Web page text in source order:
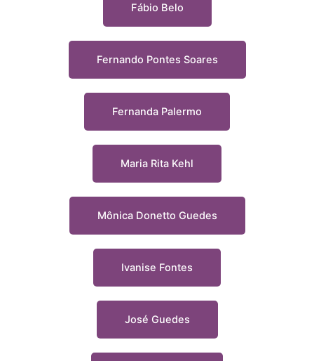
Fábio Belo
Fernando Pontes Soares
Fernanda Palermo
Maria Rita Kehl
Mônica Donetto Guedes
Ivanise Fontes
José Guedes